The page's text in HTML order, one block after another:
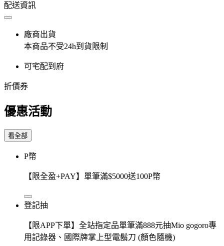
配送資訊
廠商出貨
本商品不受24h到貨限制
可宅配到府
折價券
優惠活動
看全部
P幣
【限全盈+PAY】單筆滿$5000送100P幣
登記抽
【限APP下單】全站指定品單筆滿888元抽Mio gogoro專
用記錄器、國際牌掌上型電鬍刀 (顏色隨機)